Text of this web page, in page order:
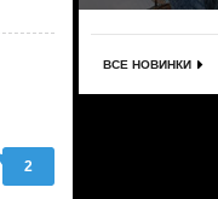
2
ВСЕ НОВИНКИ